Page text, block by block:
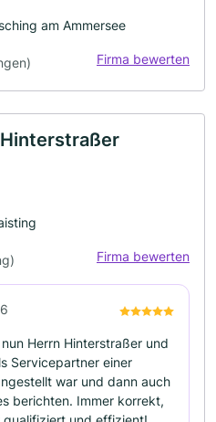
am Ammersee
Firma bewerten
Firma bewerten
Herrn Hinterstraßer und
Servicepartner einer
war und dann auch
berichten. Immer korrekt,